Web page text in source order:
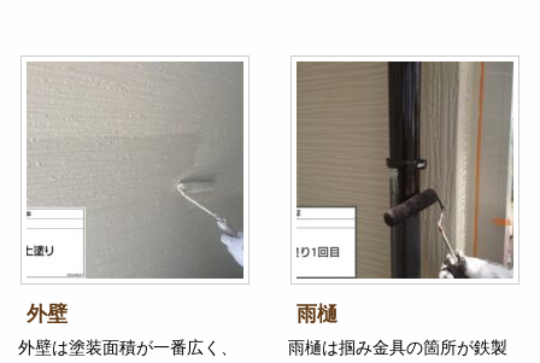
外壁
外壁は塗装面積が一番広く、
雨樋
雨樋は掴み金具の箇所が鉄製